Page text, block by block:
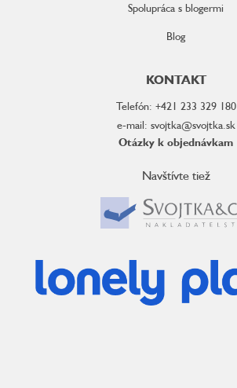
Spolupráca s blogermi
Blog
KONTAKT
Telefón: +421 233 329 180
e-mail: svojtka@svojtka.sk
Otázky k objednávkam
Navštívte tiež